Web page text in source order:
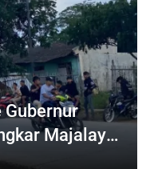
Gubernur
Majalaya